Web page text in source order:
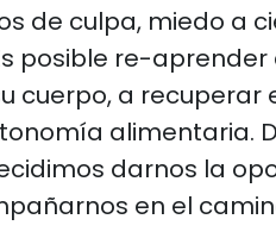
de culpa, miedo a
posible re-
cuerpo, a
alimentaria.
darnos la
en el